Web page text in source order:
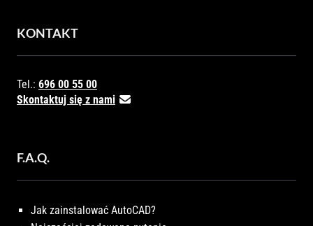
KONTAKT
Tel.: 696 00 55 00
Skontaktuj się z nami
F.A.Q.
Jak zainstalować AutoCAD?